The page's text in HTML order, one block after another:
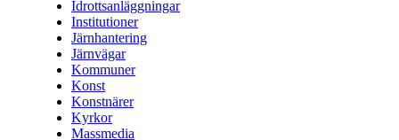
Idrottsanläggningar
Institutioner
Järnhantering
Järnvägar
Kommuner
Konst
Konstnärer
Kyrkor
Massmedia